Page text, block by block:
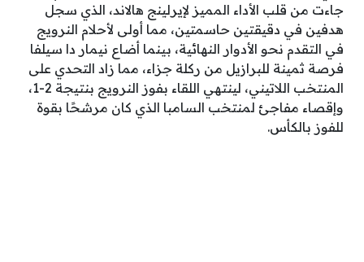
جاءت من قلب الأداء المميز لإيرلينج هالاند، الذي سجل
هدفين في دقيقتين حاسمتين، مما أولى لأحلام النرويج
في التقدم نحو الأدوار النهائية، بينما أضاع نيمار دا سيلفا
فرصة ثمينة للبرازيل من ركلة جزاء، مما زاد التحدي على
المنتخب اللاتيني، لينتهي اللقاء بفوز النرويج بنتيجة 2-1،
وإقصاء مفاجئ لمنتخب السامبا الذي كان مرشحًا بقوة
للفوز بالكأس.